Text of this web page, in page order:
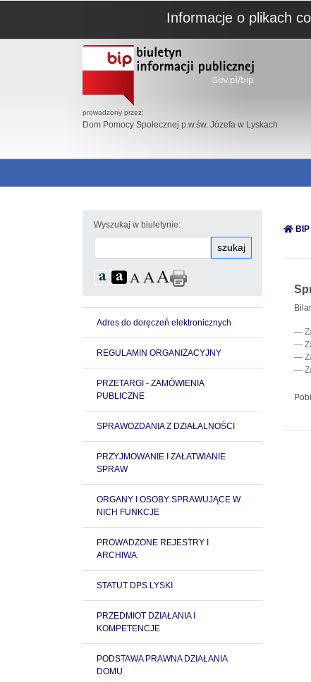
prowadzony przez:
Dom Pomocy Społecznej p.w.św. Józefa w Lyskach
Wyszukaj w biuletynie:
szukaj
Adres do doręczeń elektronicznych
REGULAMIN ORGANIZACYJNY
PRZETARGI - ZAMÓWIENIA
PUBLICZNE
SPRAWOZDANIA Z DZIAŁALNOŚCI
PRZYJMOWANIE I ZAŁATWIANIE
SPRAW
ORGANY I OSOBY SPRAWUJĄCE W
NICH FUNKCJE
PROWADZONE REJESTRY I
ARCHIWA
STATUT DPS LYSKI
PRZEDMIOT DZIAŁANIA I
KOMPETENCJE
PODSTAWA PRAWNA DZIAŁANIA
DOMU
BIP
Informacje o plikach